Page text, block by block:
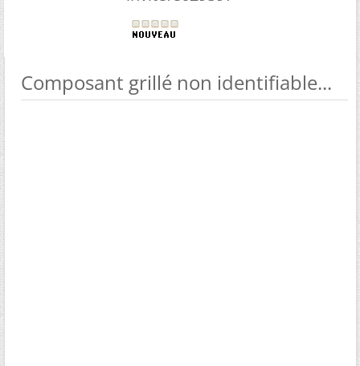
Composant grillé non identifiable...